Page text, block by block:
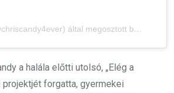
által megosztott bejegyzés
a halála előtti utolsó, „Elég a
projektjét forgatta, gyermekei